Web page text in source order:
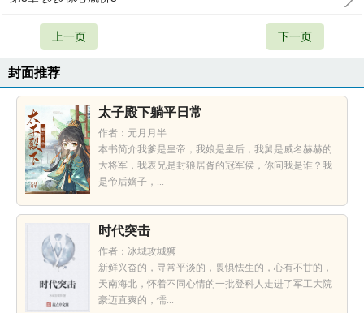
上一页 下一页
封面推荐
太子殿下躺平日常
作者：元月月半
本书简介我爹是皇帝，我娘是皇后，我舅是威名赫赫的
大将军，我表兄是封狼居胥的冠军侯，你问我是谁？我
是帝后嫡子，...
时代突击
作者：冰城攻城狮
新鲜兴奋的，寻常平淡的，畏惧怯生的，心有不甘的，
天南海北，怀着不同心情的一批登科人走进了军工大院
豪迈直爽的，懦...